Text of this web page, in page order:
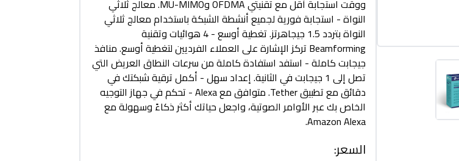
ووقت استجابة أقل مع تقنيتي OFDMA وMU-MIMO. معالج ثلاثي
النواة - استجابة فورية لجميع أنشطة الشبكة باستخدام معالج ثلاثي
النواة بتردد 1.5 جيجاهرتز. تغطية أوسع - 4 هوائيات وتقنية
Beamforming تركز الإشارة على العملاء الفرديين لتغطية أوسع. منافذ
جيجابت كاملة - استفد استفادة كاملة من سرعات النطاق العريض التي
تصل إلى 1 جيجابت في الثانية. إعداد سهل - أكمل ترقية شبكتك في
دقائق مع تطبيق Tether. متوافق مع Alexa - تحكم في جهاز التوجيه
الخاص بك عبر الأوامر الصوتية، واجعل حياتك أكثر ذكاءً وسهولة مع
Amazon Alexa.
السعر: